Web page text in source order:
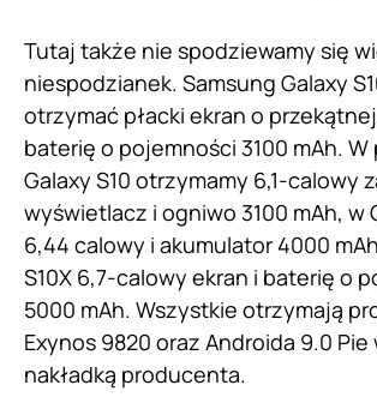
Tutaj także nie spodziewamy się
niespodzianek. Samsung Galaxy
otrzymać płacki ekran o
baterię o pojemności 3100 mAh.
Galaxy S10 otrzymamy 6,1-calowy
wyświetlacz i ogniwo 3100 mAh, w
6,44 calowy i akumulator 4000
S10X 6,7-calowy ekran i baterię o
5000 mAh. Wszystkie otrzymają
Exynos 9820 oraz Androida 9.0 Pie
nakładką producenta.